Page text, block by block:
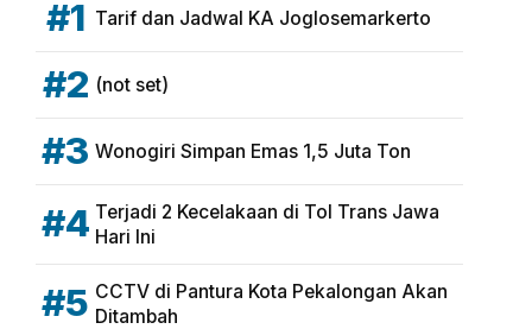
#1 Tarif dan Jadwal KA Joglosemarkerto
#2 (not set)
#3 Wonogiri Simpan Emas 1,5 Juta Ton
#4 Terjadi 2 Kecelakaan di Tol Trans Jawa
Hari Ini
#5 CCTV di Pantura Kota Pekalongan Akan
Ditambah